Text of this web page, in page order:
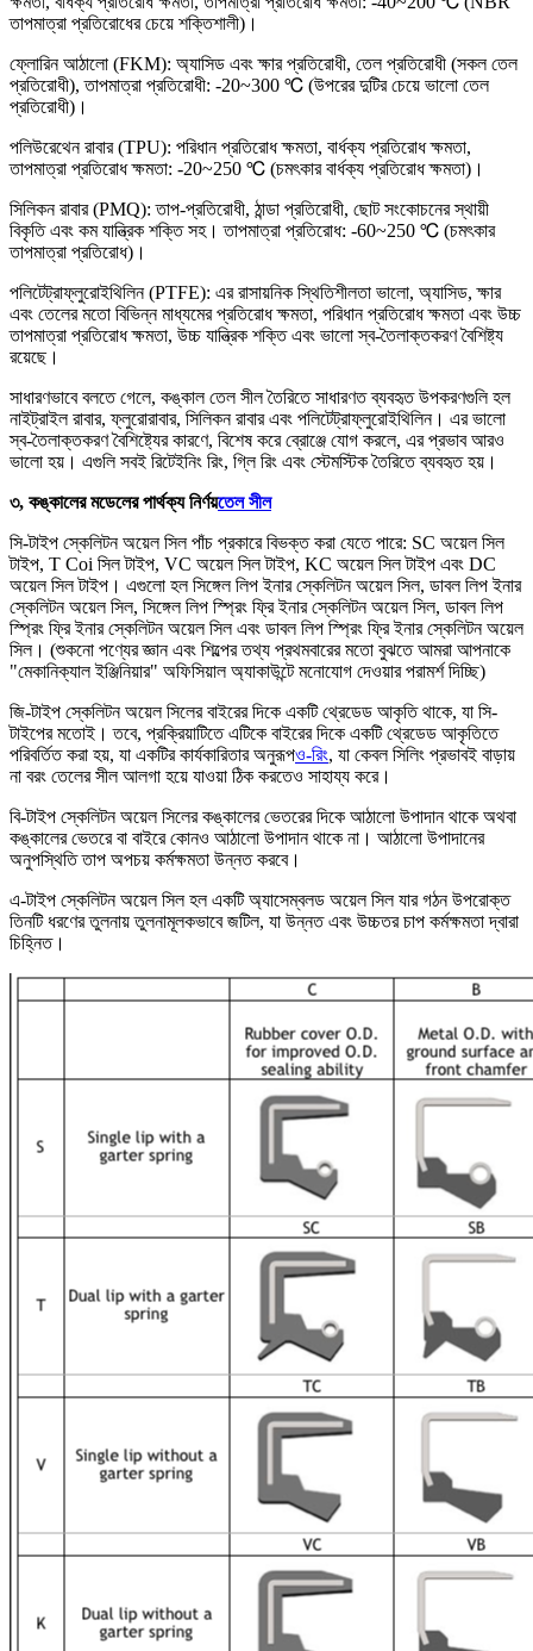
তাপমাত্রা প্রতিরোধের চেয়ে শক্তিশালী)।
ফ্লোরিন আঠালো (FKM): অ্যাসিড এবং ক্ষার প্রতিরোধী, তেল প্রতিরোধী (সকল তেল
প্রতিরোধী), তাপমাত্রা প্রতিরোধী: -20~300 ℃ (উপরের দুটির চেয়ে ভালো তেল
প্রতিরোধী)।
পলিউরেথেন রাবার (TPU): পরিধান প্রতিরোধ ক্ষমতা, বার্ধক্য প্রতিরোধ ক্ষমতা,
তাপমাত্রা প্রতিরোধ ক্ষমতা: -20~250 ℃ (চমৎকার বার্ধক্য প্রতিরোধ ক্ষমতা)।
সিলিকন রাবার (PMQ): তাপ-প্রতিরোধী, ঠান্ডা প্রতিরোধী, ছোট সংকোচনের স্থায়ী
বিকৃতি এবং কম যান্ত্রিক শক্তি সহ। তাপমাত্রা প্রতিরোধ: -60~250 ℃ (চমৎকার
তাপমাত্রা প্রতিরোধ)।
পলিটেট্রাফ্লুরোইথিলিন (PTFE): এর রাসায়নিক স্থিতিশীলতা ভালো, অ্যাসিড, ক্ষার
এবং তেলের মতো বিভিন্ন মাধ্যমের প্রতিরোধ ক্ষমতা, পরিধান প্রতিরোধ ক্ষমতা এবং উচ্চ
তাপমাত্রা প্রতিরোধ ক্ষমতা, উচ্চ যান্ত্রিক শক্তি এবং ভালো স্ব-তৈলাক্তকরণ বৈশিষ্ট্য
রয়েছে।
সাধারণভাবে বলতে গেলে, কঙ্কাল তেল সীল তৈরিতে সাধারণত ব্যবহৃত উপকরণগুলি হল
নাইট্রাইল রাবার, ফ্লুরোরাবার, সিলিকন রাবার এবং পলিটেট্রাফ্লুরোইথিলিন। এর ভালো
স্ব-তৈলাক্তকরণ বৈশিষ্ট্যের কারণে, বিশেষ করে ব্রোঞ্জে যোগ করলে, এর প্রভাব আরও
ভালো হয়। এগুলি সবই রিটেইনিং রিং, গ্লি রিং এবং স্টেমস্টিক তৈরিতে ব্যবহৃত হয়।
৩, কঙ্কালের মডেলের পার্থক্য নির্ণয়তেল সীল
সি-টাইপ স্কেলিটন অয়েল সিল পাঁচ প্রকারে বিভক্ত করা যেতে পারে: SC অয়েল সিল
টাইপ, T Coi সিল টাইপ, VC অয়েল সিল টাইপ, KC অয়েল সিল টাইপ এবং DC
অয়েল সিল টাইপ। এগুলো হল সিঙ্গেল লিপ ইনার স্কেলিটন অয়েল সিল, ডাবল লিপ ইনার
স্কেলিটন অয়েল সিল, সিঙ্গেল লিপ স্প্রিং ফ্রি ইনার স্কেলিটন অয়েল সিল, ডাবল লিপ
স্প্রিং ফ্রি ইনার স্কেলিটন অয়েল সিল এবং ডাবল লিপ স্প্রিং ফ্রি ইনার স্কেলিটন অয়েল
সিল। (শুকনো পণ্যের জ্ঞান এবং শিল্পের তথ্য প্রথমবারের মতো বুঝতে আমরা আপনাকে
"মেকানিক্যাল ইঞ্জিনিয়ার" অফিসিয়াল অ্যাকাউন্টে মনোযোগ দেওয়ার পরামর্শ দিচ্ছি)
জি-টাইপ স্কেলিটন অয়েল সিলের বাইরের দিকে একটি থ্রেডেড আকৃতি থাকে, যা সি-
টাইপের মতোই। তবে, প্রক্রিয়াটিতে এটিকে বাইরের দিকে একটি থ্রেডেড আকৃতিতে
পরিবর্তিত করা হয়, যা একটির কার্যকারিতার অনুরূপও-রিং, যা কেবল সিলিং প্রভাবই বাড়ায়
না বরং তেলের সীল আলগা হয়ে যাওয়া ঠিক করতেও সাহায্য করে।
বি-টাইপ স্কেলিটন অয়েল সিলের কঙ্কালের ভেতরের দিকে আঠালো উপাদান থাকে অথবা
কঙ্কালের ভেতরে বা বাইরে কোনও আঠালো উপাদান থাকে না। আঠালো উপাদানের
অনুপস্থিতি তাপ অপচয় কর্মক্ষমতা উন্নত করবে।
এ-টাইপ স্কেলিটন অয়েল সিল হল একটি অ্যাসেম্বলড অয়েল সিল যার গঠন উপরোক্ত
তিনটি ধরণের তুলনায় তুলনামূলকভাবে জটিল, যা উন্নত এবং উচ্চতর চাপ কর্মক্ষমতা দ্বারা
চিহ্নিত।